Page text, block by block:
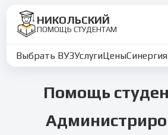
НИКОЛЬСКИЙ
ПОМОЩЬ СТУДЕНТАМ
Выбрать ВУЗУслугиЦеныСинергия
Помощь